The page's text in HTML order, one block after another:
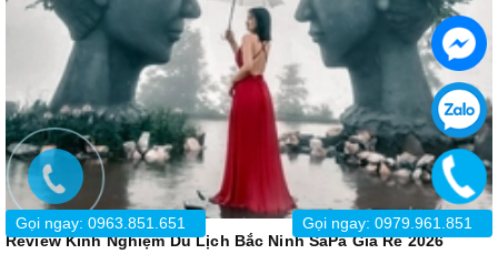
Review Kinh Nghiệm Du Lịch Bắc Ninh SaPa Giá Rẻ 2026
Gọi ngay: 0979.961.851
Gọi ngay: 0963.851.651